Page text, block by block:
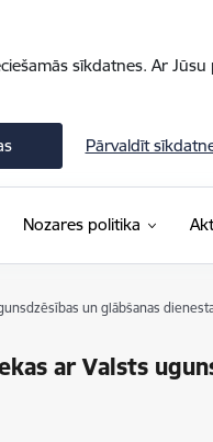
sīkdatnes. Ar
Pārvaldīt
Nozares politika
un glābšanas
ar Valsts